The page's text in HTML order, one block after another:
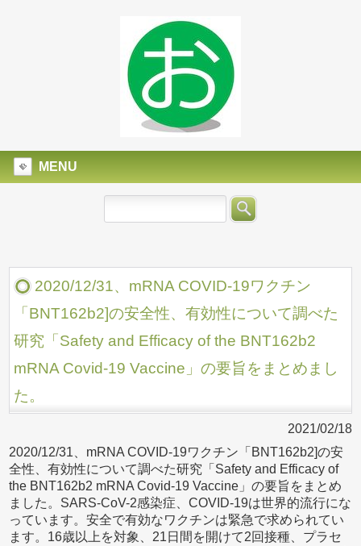
MENU
2020/12/31、mRNA COVID-19ワクチン
「BNT162b2]の安全性、有効性について調べた
研究「Safety and Efficacy of the BNT162b2
mRNA Covid-19 Vaccine」の要旨をまとめまし
た。
2021/02/18
2020/12/31、mRNA COVID-19ワクチン「BNT162b2]の安
全性、有効性について調べた研究「Safety and Efficacy of
the BNT162b2 mRNA Covid-19 Vaccine」の要旨をまとめ
ました。SARS-CoV-2感染症、COVID-19は世界的流行にな
っています。安全で有効なワクチンは緊急で求められてい
ます。16歳以上を対象、21日間を開けて2回接種、プラセ